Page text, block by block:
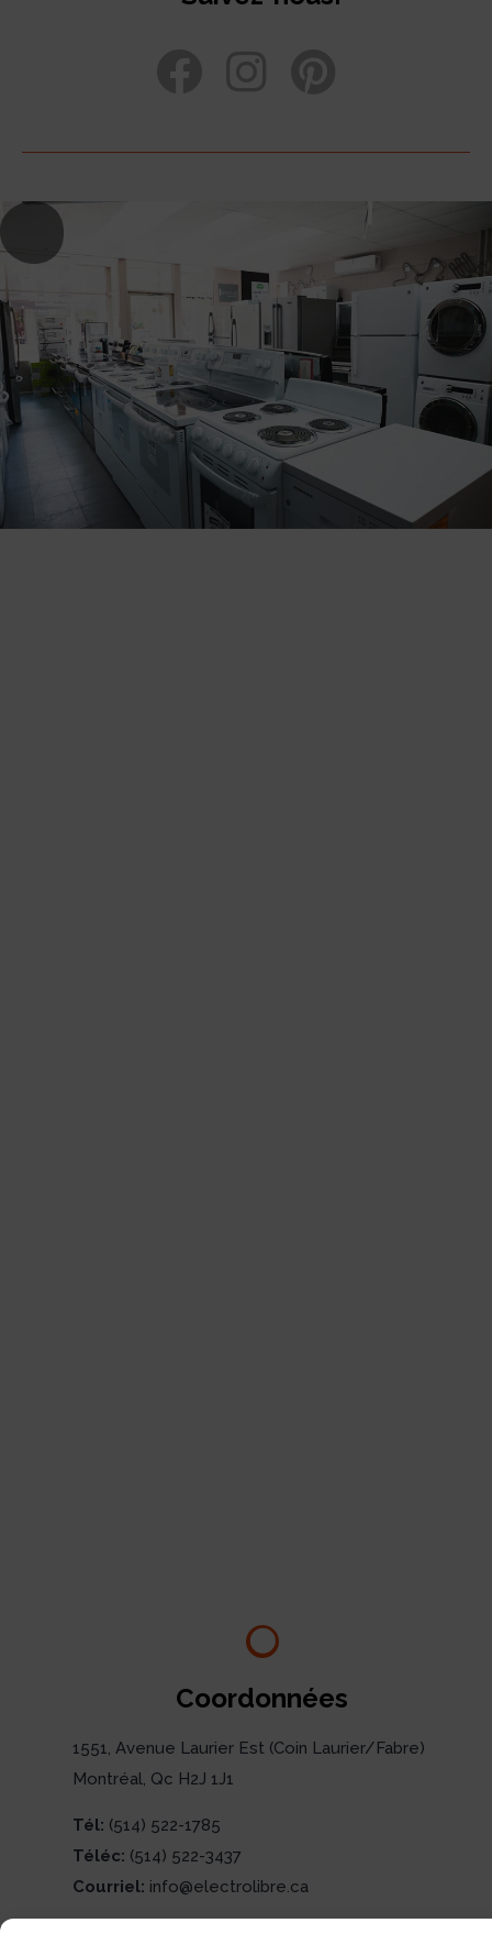
Coordonnées
1551, Avenue Laurier Est (Coin Laurier/Fabre)
Montréal, Qc H2J 1J1
Tél: (514) 522-1785
Téléc: (514) 522-3437
Courriel: info@electrolibre.ca